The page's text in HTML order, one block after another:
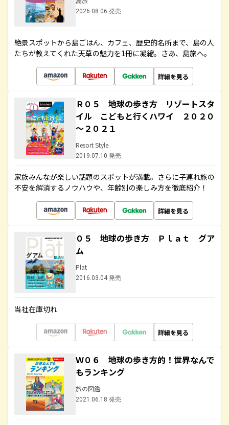
2026.08.06 発売
絶景スポットから島ごはん、カフェ、歴史的名所まで、島の人
たちが教えてくれた天草の魅力を1冊に凝縮。さあ、島旅へ。
詳細を見る
Ｒ０５ 地球の歩き方 リゾートスタ
イル こどもと行くハワイ ２０２０
～２０２１
Resort Style
2019.07.10 発売
家族みんなが楽しい話題のスポットが満載。さらに子連れ旅の
不安を解消するノウハウや、年齢別の楽しみ方を徹底紹介！
詳細を見る
０５ 地球の歩き方 Ｐｌａｔ グア
ム
Plat
2016.03.04 発売
当社在庫切れ
詳細を見る
Ｗ０６ 地球の歩き方的！世界なんで
もランキング
旅の図鑑
2021.06.18 発売